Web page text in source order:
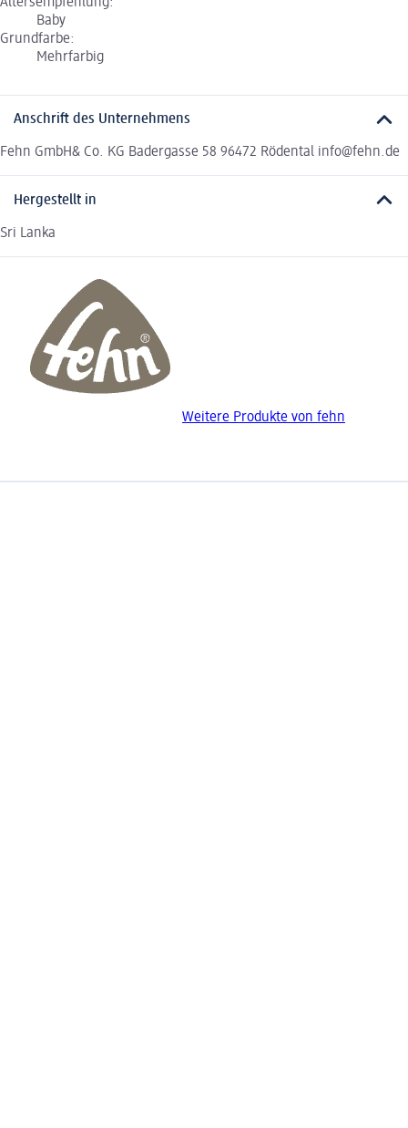
Baby
Grundfarbe:
Mehrfarbig
Anschrift des Unternehmens
Fehn GmbH& Co. KG Badergasse 58 96472 Rödental info@fehn.de
Hergestellt in
Sri Lanka
Weitere Produkte von fehn